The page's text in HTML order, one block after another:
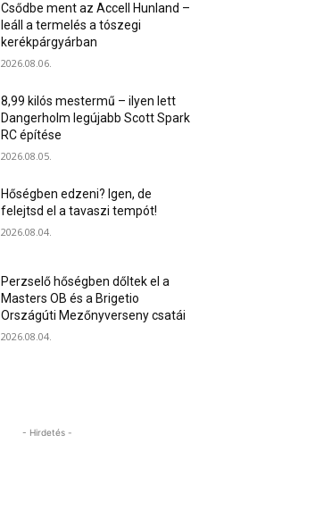
Csődbe ment az Accell Hunland –
leáll a termelés a tószegi
kerékpárgyárban
2026.08.06.
8,99 kilós mestermű – ilyen lett
Dangerholm legújabb Scott Spark
RC építése
2026.08.05.
Hőségben edzeni? Igen, de
felejtsd el a tavaszi tempót!
2026.08.04.
Perzselő hőségben dőltek el a
Masters OB és a Brigetio
Országúti Mezőnyverseny csatái
2026.08.04.
- Hirdetés -